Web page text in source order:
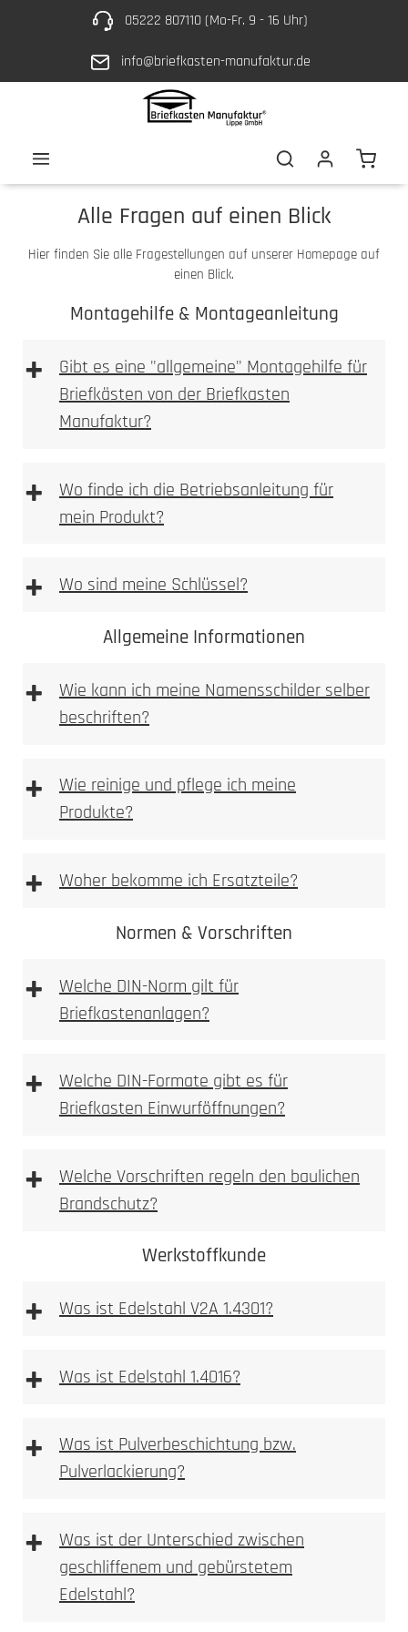
Zum Hauptinhalt springen05222 807110 (Mo-Fr. 9 - 16 Uhr)
info@briefkasten-manufaktur.de
Alle Fragen auf einen Blick
Hier finden Sie alle Fragestellungen auf unserer Homepage auf
einen Blick.
Montagehilfe & Montageanleitung
+
Gibt es eine "allgemeine" Montagehilfe für
Briefkästen von der Briefkasten
Manufaktur?
+
Wo finde ich die Betriebsanleitung für
mein Produkt?
+ Wo sind meine Schlüssel?
Allgemeine Informationen
+
Wie kann ich meine Namensschilder selber
beschriften?
Vorlage Sicherheits Namensschild Typ 1 [PDF
+
Wie reinige und pflege ich meine
Produkte?
+ Woher bekomme ich Ersatzteile?
Ersatzteilshop
Normen & Vorschriften
+
Welche DIN-Norm gilt für
Briefkastenanlagen?
+
Welche DIN-Formate gibt es für
Briefkasten Einwurföffnungen?
+
Welche Vorschriften regeln den baulichen
Brandschutz?
Werkstoffkunde
+ Was ist Edelstahl V2A 1.4301?
+ Was ist Edelstahl 1.4016?
Gegensatz zum austenitischen Stahlsorten stark
magnetisch.
+
Was ist Pulverbeschichtung bzw.
Pulverlackierung?
+
Was ist der Unterschied zwischen
geschliffenem und gebürstetem
Edelstahl?